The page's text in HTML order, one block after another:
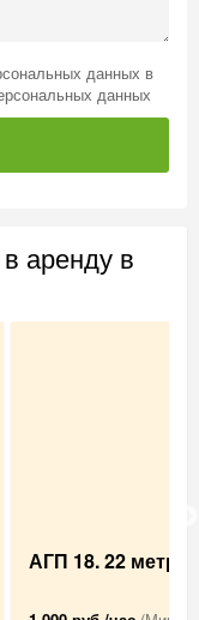
данных в
данных
аренду в
АГП 18. 22 метра .